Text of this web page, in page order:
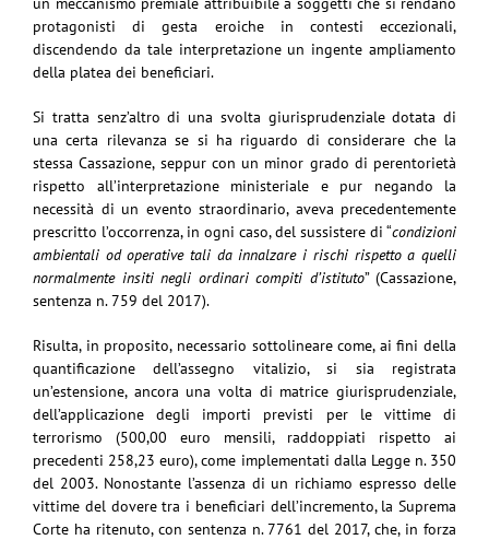
protagonisti di gesta eroiche in contesti eccezionali,
discendendo da tale interpretazione un ingente ampliamento
della platea dei beneficiari.
Si tratta senz’altro di una svolta giurisprudenziale dotata di
una certa rilevanza se si ha riguardo di considerare che la
stessa Cassazione, seppur con un minor grado di perentorietà
rispetto all’interpretazione ministeriale e pur negando la
necessità di un evento straordinario, aveva precedentemente
prescritto l’occorrenza, in ogni caso, del sussistere di “condizioni
ambientali od operative tali da innalzare i rischi rispetto a quelli
normalmente insiti negli ordinari compiti d’istituto” (Cassazione,
sentenza n. 759 del 2017).
Risulta, in proposito, necessario sottolineare come, ai fini della
quantificazione dell’assegno vitalizio, si sia registrata
un’estensione, ancora una volta di matrice giurisprudenziale,
dell’applicazione degli importi previsti per le vittime di
terrorismo (500,00 euro mensili, raddoppiati rispetto ai
precedenti 258,23 euro), come implementati dalla Legge n. 350
del 2003. Nonostante l’assenza di un richiamo espresso delle
vittime del dovere tra i beneficiari dell’incremento, la Suprema
Corte ha ritenuto, con sentenza n. 7761 del 2017, che, in forza